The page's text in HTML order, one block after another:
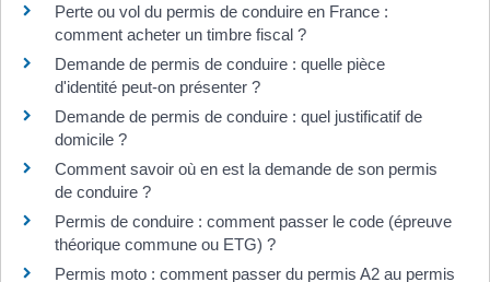
Perte ou vol du permis de conduire en France :
comment acheter un timbre fiscal ?
Demande de permis de conduire : quelle pièce
d'identité peut-on présenter ?
Demande de permis de conduire : quel justificatif de
domicile ?
Comment savoir où en est la demande de son permis
de conduire ?
Permis de conduire : comment passer le code (épreuve
théorique commune ou ETG) ?
Permis moto : comment passer du permis A2 au permis